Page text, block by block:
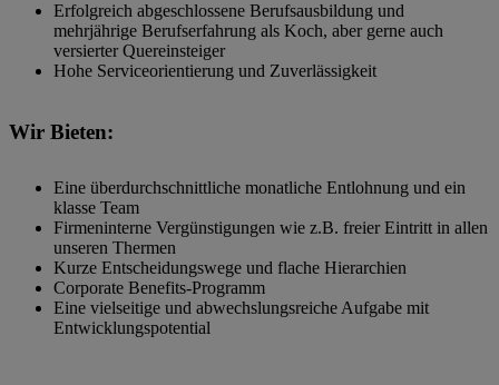
Erfolgreich abgeschlossene Berufsausbildung und
mehrjährige Berufserfahrung als Koch, aber gerne auch
versierter Quereinsteiger
Hohe Serviceorientierung und Zuverlässigkeit
Wir Bieten:
Eine überdurchschnittliche monatliche Entlohnung und ein
klasse Team
Firmeninterne Vergünstigungen wie z.B. freier Eintritt in allen
unseren Thermen
Kurze Entscheidungswege und flache Hierarchien
Corporate Benefits-Programm
Eine vielseitige und abwechslungsreiche Aufgabe mit
Entwicklungspotential